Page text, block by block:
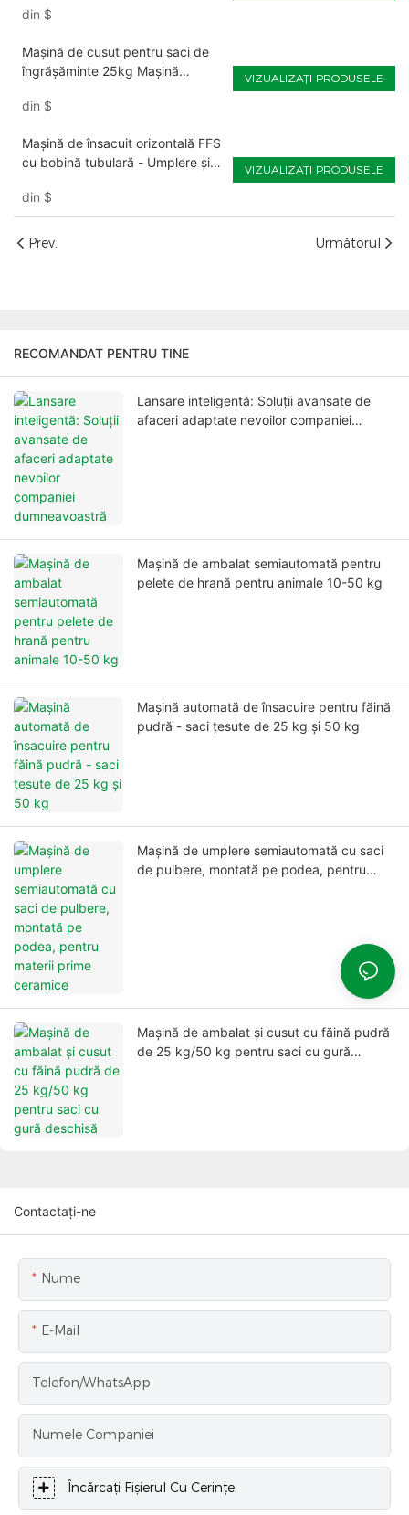
din $
Mașină de cusut pentru saci de
îngrășăminte 25kg Mașină
din $
VIZUALIZAȚI PRODUSELE
Mașină de însacuit orizontală FFS
cu bobină tubulară - Umplere și
din $
VIZUALIZAȚI PRODUSELE
Prev. Următorul
RECOMANDAT PENTRU TINE
Lansare inteligentă: Soluții avansate de
afaceri adaptate nevoilor companiei
Mașină de ambalat semiautomată pentru
pelete de hrană pentru animale 10-50 kg
Mașină automată de însacuire pentru făină
pudră - saci țesute de 25 kg și 50 kg
Mașină de umplere semiautomată cu saci
de pulbere, montată pe podea, pentru
Mașină de ambalat și cusut cu făină pudră
de 25 kg/50 kg pentru saci cu gură
Contactați-ne
Nume
E-Mail
Telefon/WhatsApp
Numele Companiei
Încărcați Fișierul Cu Cerințe